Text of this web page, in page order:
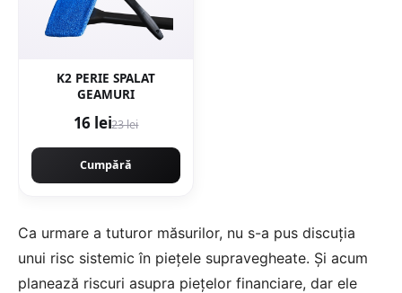
K2 PERIE SPALAT
GEAMURI
16 lei23 lei
Cumpără
Ca urmare a tuturor măsurilor, nu s-a pus discuția
unui risc sistemic în piețele supravegheate. Și acum
planează riscuri asupra piețelor financiare, dar ele